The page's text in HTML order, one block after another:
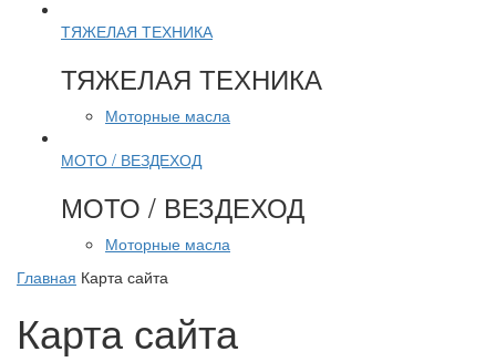
ТЯЖЕЛАЯ ТЕХНИКА
ТЯЖЕЛАЯ ТЕХНИКА
Моторные масла
МОТО / ВЕЗДЕХОД
МОТО / ВЕЗДЕХОД
Моторные масла
Главная Карта сайта
Карта сайта